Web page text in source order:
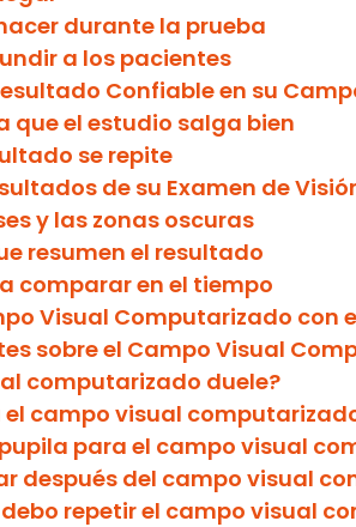
durante la prueba
a los pacientes
Confiable en su
que el estudio salga bien
se repite
de su Examen de
y las zonas oscuras
resumen el resultado
comparar en el tiempo
Visual Computarizado con
sobre el Campo Visual
computarizado duele?
campo visual
para el campo visual
después del campo visual
repetir el campo visual